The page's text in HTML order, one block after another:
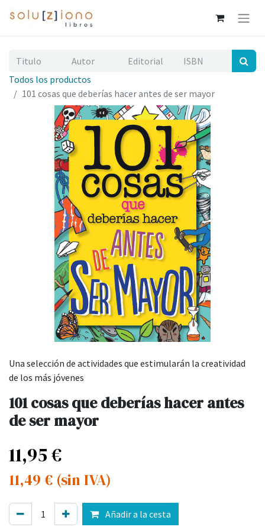
Todos los productos
101 cosas que deberías hacer antes de ser mayor
Una selección de actividades que estimularán la creatividad
de los más jóvenes
101 cosas que deberías hacer antes
de ser mayor
11,95€
11,49 € (sin IVA)
Añadir a la cesta